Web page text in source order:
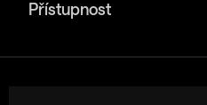
Přístupnost